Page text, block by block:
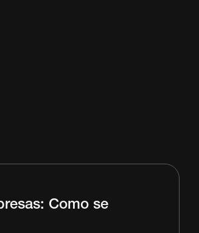
Como se